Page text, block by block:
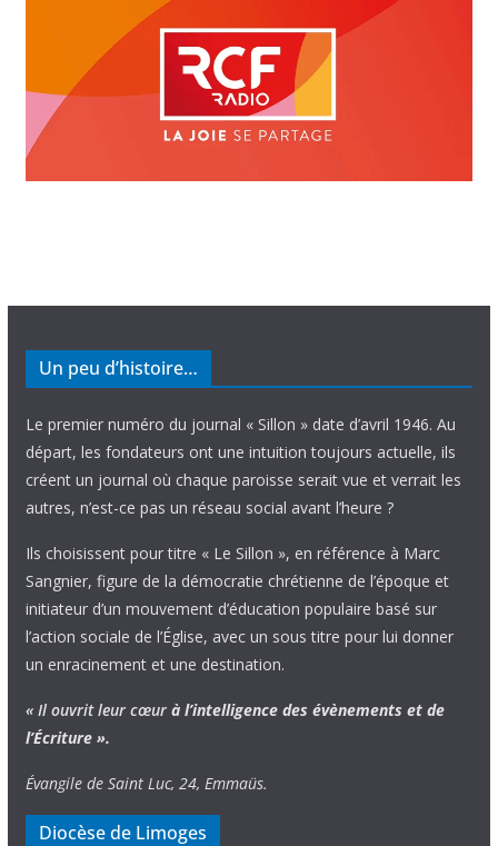
Un peu d’histoire…
Le premier numéro du journal « Sillon » date d’avril 1946. Au
départ, les fondateurs ont une intuition toujours actuelle, ils
créent un journal où chaque paroisse serait vue et verrait les
autres, n’est-ce pas un réseau social avant l’heure ?
Ils choisissent pour titre « Le Sillon », en référence à Marc
Sangnier, figure de la démocratie chrétienne de l’époque et
initiateur d’un mouvement d’éducation populaire basé sur
l’action sociale de l’Église, avec un sous titre pour lui donner
un enracinement et une destination.
« Il ouvrit leur cœur à l’intelligence des évènements et de
l’Écriture ».
Évangile de Saint Luc, 24, Emmaüs.
Diocèse de Limoges